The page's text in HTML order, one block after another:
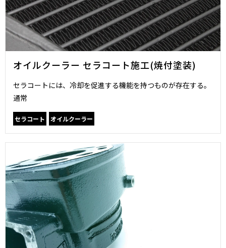
オイルクーラー セラコート施工(焼付塗装)
セラコートには、冷却を促進する機能を持つものが存在する。
通常
セラコート オイルクーラー